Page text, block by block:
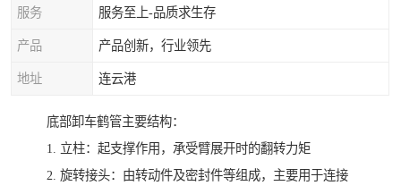
服务 服务至上-品质求生存
产品 产品创新，行业领先
地址 连云港
底部卸车鹤管主要结构：
1. 立柱：起支撑作用，承受臂展开时的翻转力矩
2. 旋转接头：由转动件及密封件等组成，主要用于连接